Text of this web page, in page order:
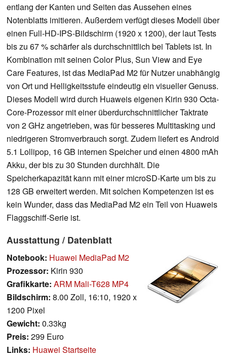
entlang der Kanten und Seiten das Aussehen eines
Notenblatts imitieren. Außerdem verfügt dieses Modell über
einen Full-HD-IPS-Bildschirm (1920 x 1200), der laut Tests
bis zu 67 % schärfer als durchschnittlich bei Tablets ist. In
Kombination mit seinen Color Plus, Sun View and Eye
Care Features, ist das MediaPad M2 für Nutzer unabhängig
von Ort und Helligkeitsstufe eindeutig ein visueller Genuss.
Dieses Modell wird durch Huaweis eigenen Kirin 930 Octa-
Core-Prozessor mit einer überdurchschnittlicher Taktrate
von 2 GHz angetrieben, was für besseres Multitasking und
niedrigeren Stromverbrauch sorgt. Zudem liefert es Android
5.1 Lollipop, 16 GB internen Speicher und einen 4800 mAh
Akku, der bis zu 30 Stunden durchhält. Die
Speicherkapazität kann mit einer microSD-Karte um bis zu
128 GB erweitert werden. Mit solchen Kompetenzen ist es
kein Wunder, dass das MediaPad M2 ein Teil von Huaweis
Flaggschiff-Serie ist.
Ausstattung / Datenblatt
Notebook: Huawei MediaPad M2
Prozessor: Kirin 930
Grafikkarte: ARM Mali-T628 MP4
Bildschirm: 8.00 Zoll, 16:10, 1920 x
1200 Pixel
Gewicht: 0.33kg
Preis: 299 Euro
Links: Huawei Startseite